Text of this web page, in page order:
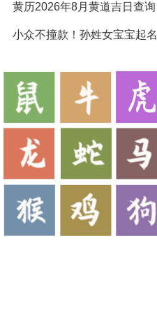
小众不撞款！孙姓女宝宝起名